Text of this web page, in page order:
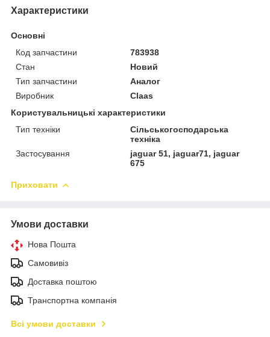
Характеристики
Основні
Код запчастини
783938
Стан
Новий
Тип запчастини
Аналог
Виробник
Claas
Користувальницькі характеристики
Тип техніки
Сільськогосподарська
техніка
Застосування
jaguar 51, jaguar71, jaguar
675
Приховати
Умови доставки
Нова Пошта
Самовивіз
Доставка поштою
Транспортна компанія
Всі умови доставки